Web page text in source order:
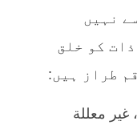
نہیں
کو خلق
طراز ہیں:
غير معللة